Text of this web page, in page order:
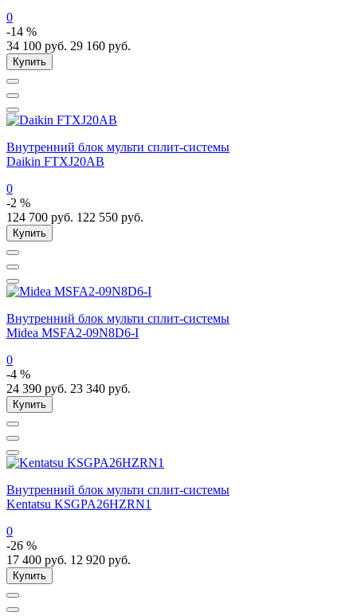
0
-14 %
34 100 руб. 29 160 руб.
Купить
Внутренний блок мульти сплит-системы
Daikin FTXJ20AB
0
-2 %
124 700 руб. 122 550 руб.
Купить
Внутренний блок мульти сплит-системы
Midea MSFA2-09N8D6-I
0
-4 %
24 390 руб. 23 340 руб.
Купить
Внутренний блок мульти сплит-системы
Kentatsu KSGPA26HZRN1
0
-26 %
17 400 руб. 12 920 руб.
Купить